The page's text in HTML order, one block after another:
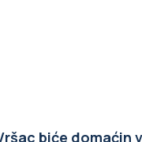
biće domaćin